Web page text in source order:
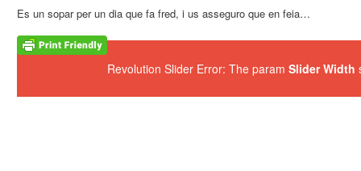
Es un sopar per un dia que fa fred, i us asseguro que en feia…
Revolution Slider Error: The paramSlider Width